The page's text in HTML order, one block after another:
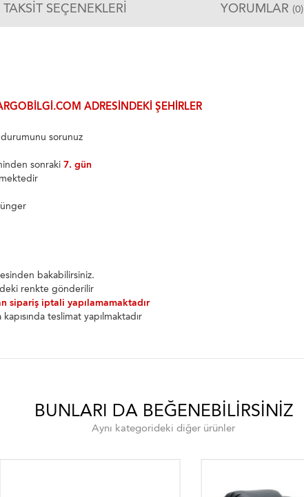
TAKSIT SEÇENEKLERI YORUMLAR (0)
ADRESINDEKI ŞEHIRLER
sorunuz
sonraki 7. gün
bakabilirsiniz.
renkte gönderilir
sipariş iptali yapılamamaktadır
teslimat yapılmaktadır
BUNLARI DA BEĞENEBILIRSINIZ
Aynı kategorideki diğer ürünler